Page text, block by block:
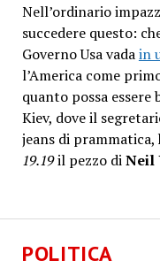
POLITICA
Nell’ordinario
succedere questo:
Governo Usa vadain
l’America come
quanto possa essere
Kiev, dove il
jeans di
19.19il pezzo diNeil